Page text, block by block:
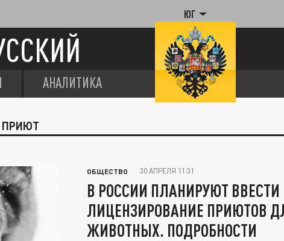
ЮГ
АНАЛИТИКА
ПРИЮТ
ОБЩЕСТВО 30 АПРЕЛЯ 11:31
В РОССИИ ПЛАНИРУЮТ ВВЕСТИ
ЛИЦЕНЗИРОВАНИЕ ПРИЮТОВ
ЖИВОТНЫХ. ПОДРОБНОСТИ